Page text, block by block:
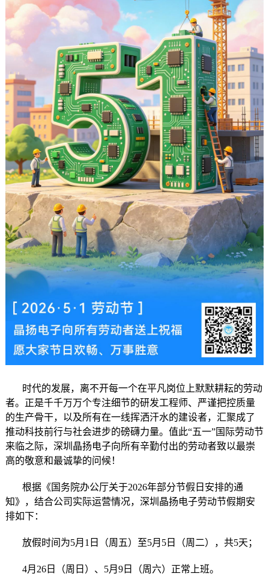
时代的发展，离不开每一个在平凡岗位上默默耕耘的劳动
者。正是千千万万个专注细节的研发工程师、严谨把控质量
的生产骨干，以及所有在一线挥洒汗水的建设者，汇聚成了
推动科技前行与社会进步的磅礴力量。值此“五一”国际劳动节
来临之际，深圳晶扬电子向所有辛勤付出的劳动者致以最崇
高的敬意和最诚挚的问候！
根据《国务院办公厅关于2026年部分节假日安排的通
知》，结合公司实际运营情况，深圳晶扬电子劳动节假期安
排如下：
放假时间为5月1日（周五）至5月5日（周二），共5天；
4月26日（周日）、5月9日（周六）正常上班。